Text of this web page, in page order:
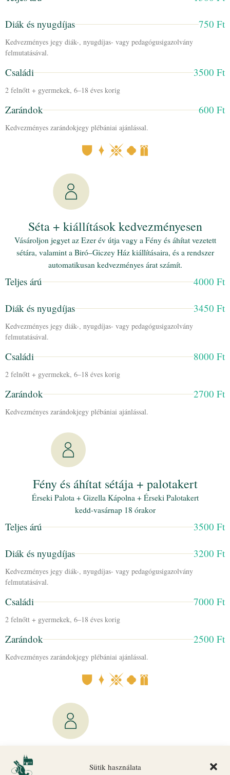
Sütik használata
Diák és nyugdíjas 750 Ft
Kedvezményes jegy diák-, nyugdíjas- vagy pedagógusigazolvány
felmutatásával.
Családi 3500 Ft
2 felnőtt + gyermekek, 6–18 éves korig
Zarándok 600 Ft
Kedvezményes zarándokjegy plébániai ajánlással.
Séta + kiállítások kedvezményesen
Vásároljon jegyet az Ezer év útja vagy a Fény és áhítat vezetett
sétára, valamint a Biró–Giczey Ház kiállításaira, és a rendszer
automatikusan kedvezményes árat számít.
Teljes árú 4000 Ft
Diák és nyugdíjas 3450 Ft
Kedvezményes jegy diák-, nyugdíjas- vagy pedagógusigazolvány
felmutatásával.
Családi 8000 Ft
2 felnőtt + gyermekek, 6–18 éves korig
Zarándok 2700 Ft
Kedvezményes zarándokjegy plébániai ajánlással.
Fény és áhítat sétája + palotakert
Érseki Palota + Gizella Kápolna + Érseki Palotakert
kedd-vasárnap 18 órakor
Teljes árú 3500 Ft
Diák és nyugdíjas 3200 Ft
Kedvezményes jegy diák-, nyugdíjas- vagy pedagógusigazolvány
felmutatásával.
Családi 7000 Ft
2 felnőtt + gyermekek, 6–18 éves korig
Zarándok 2500 Ft
Kedvezményes zarándokjegy plébániai ajánlással.
Fény és áhítat sétája + filmvetítés
Érseki Palota + Gizella Kápolna + 1000 év öröksége